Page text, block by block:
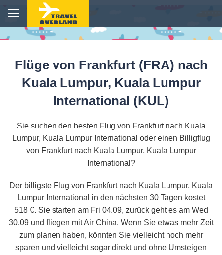
Flüge von Frankfurt (FRA) nach
Kuala Lumpur, Kuala Lumpur
International (KUL)
Sie suchen den besten Flug von Frankfurt nach Kuala
Lumpur, Kuala Lumpur International oder einen Billigflug
von Frankfurt nach Kuala Lumpur, Kuala Lumpur
International?
Der billigste Flug von Frankfurt nach Kuala Lumpur, Kuala
Lumpur International in den nächsten 30 Tagen kostet
518 €. Sie starten am Fri 04.09, zurück geht es am Wed
30.09 und fliegen mit Air China. Wenn Sie etwas mehr Zeit
zum planen haben, könnten Sie vielleicht noch mehr
sparen und vielleicht sogar direkt und ohne Umsteigen